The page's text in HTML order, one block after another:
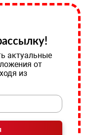
актуальные
от
из